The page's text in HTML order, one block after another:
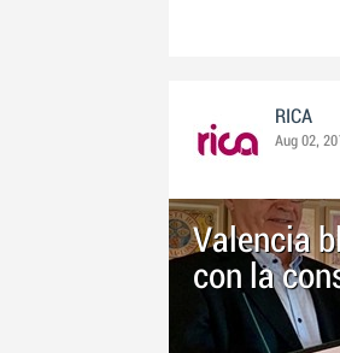
RICA
Aug 02,
Valencia
con la